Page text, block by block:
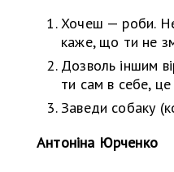
Хочеш — роби. Не
каже, що ти не
Дозволь іншим
ти сам в себе,
Заведи собаку
Антоніна Юрченко